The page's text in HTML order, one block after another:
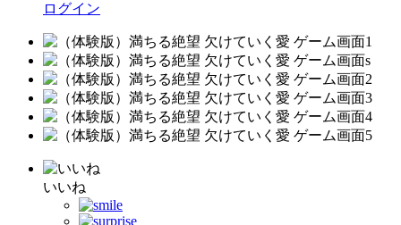
ログイン
いいね